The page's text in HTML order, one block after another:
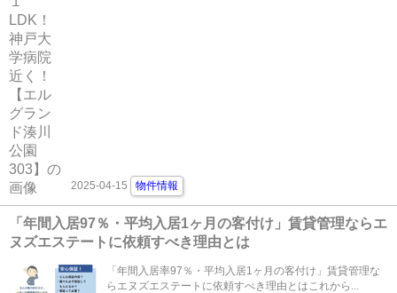
2025-04-15 物件情報
「年間入居97％・平均入居1ヶ月の客付け」賃貸管理ならエ
ヌズエステートに依頼すべき理由とは
「年間入居率97％・平均入居1ヶ月の客付け」賃貸管理な
らエヌズエステートに依頼すべき理由とはこれから...